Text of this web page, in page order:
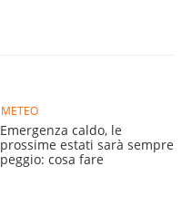
METEO
Emergenza caldo, le
prossime estati sarà sempre
peggio: cosa fare